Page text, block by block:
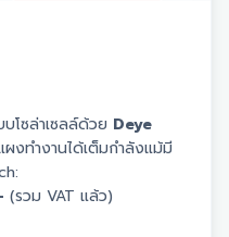
โซล่าเซลล์ด้วย Deye
งทำงานได้เต็มกำลังแม้มี
(รวม VAT แล้ว)